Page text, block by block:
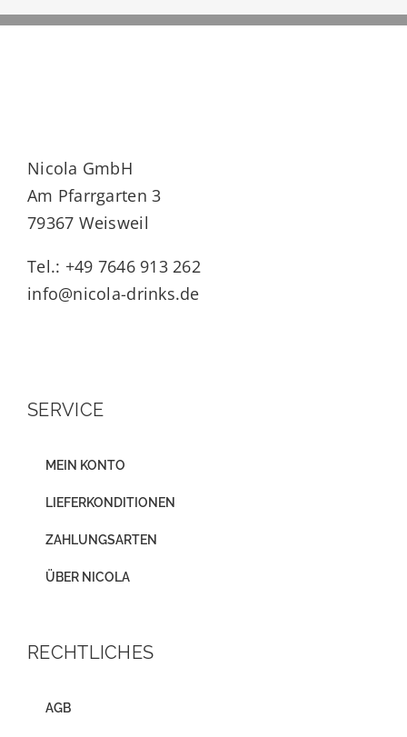
Nicola GmbH
Am Pfarrgarten 3
79367 Weisweil
Tel.: +49 7646 913 262
info@nicola-drinks.de
SERVICE
MEIN KONTO
LIEFERKONDITIONEN
ZAHLUNGSARTEN
ÜBER NICOLA
RECHTLICHES
AGB